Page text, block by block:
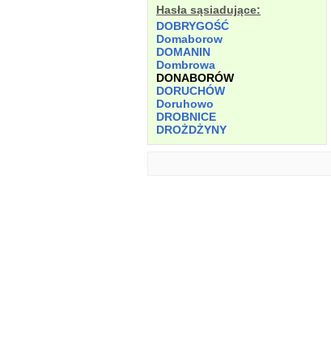
Hasła sąsiadujące:
DOBRYGOŚĆ
Domaborow
DOMANIN
Dombrowa
DONABORÓW
DORUCHÓW
Doruhowo
DROBNICE
DROŻDŻYNY